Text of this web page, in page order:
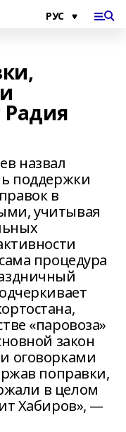
Радия
назвал
поддержки
в
учитывая
процедура
«паровоза»
закон
оговорками
поправки,
в целом
Хабиров», —